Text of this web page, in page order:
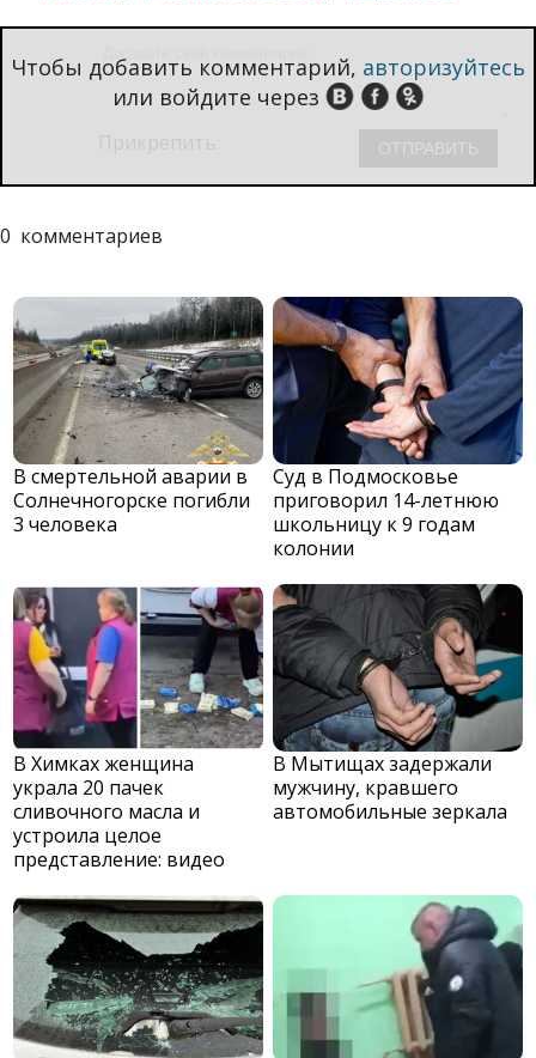
Чтобы добавить комментарий, авторизуйтесь
или войдите через
0 комментариев
В смертельной аварии в
Солнечногорске погибли
3 человека
Суд в Подмосковье
приговорил 14-летнюю
школьницу к 9 годам
колонии
В Химках женщина
украла 20 пачек
сливочного масла и
устроила целое
представление: видео
В Мытищах задержали
мужчину, кравшего
автомобильные зеркала